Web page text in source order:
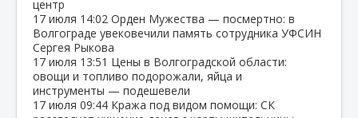
центр
17 июля 14:02 Орден Мужества — посмертно: в
Волгограде увековечили память сотрудника УФСИН
Сергея Рыкова
17 июля 13:51 Цены в Волгоградской области:
овощи и топливо подорожали, яйца и
инструменты — подешевели
17 июля 09:44 Кража под видом помощи: СК